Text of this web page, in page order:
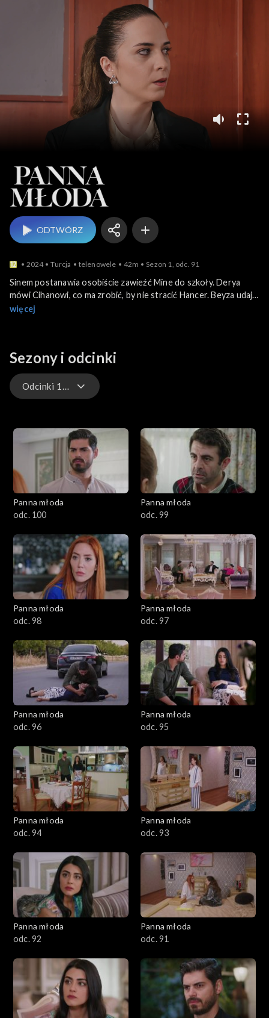
Panna młoda
ODTWÓRZ
2024 Turcja telenowele 42m Sezon 1, odc. 91
Sinem postanawia osobiście zawieźć Mine do szkoły. Derya
mówi Cihanowi, co ma zrobić, by nie stracić Hancer. Beyza udaje
poronienie. Aysu podejrzewa intrygę.
więcej
Sezony i odcinki
Odcinki 1-100
Odcinki 1-100
Panna młoda
odc. 100
Panna młoda
odc. 99
Panna młoda
odc. 98
Panna młoda
odc. 97
Panna młoda
odc. 96
Panna młoda
odc. 95
Panna młoda
odc. 94
Panna młoda
odc. 93
Panna młoda
odc. 92
Panna młoda
odc. 91